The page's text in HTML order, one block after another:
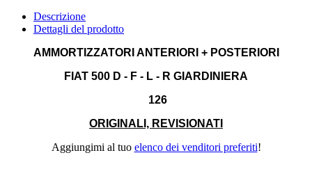
Descrizione
Dettagli del prodotto
AMMORTIZZATORI ANTERIORI + POSTERIORI
FIAT 500 D - F - L - R GIARDINIERA
126
ORIGINALI, REVISIONATI
Aggiungimi al tuo elenco dei venditori preferiti!